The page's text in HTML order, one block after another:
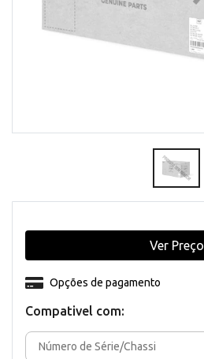
Compativel com:
Opções de pagamento
Ver Preço